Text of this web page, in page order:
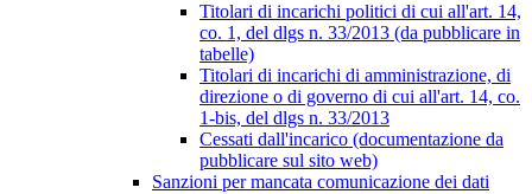
Titolari di incarichi politici di cui all'art. 14,
co. 1, del dlgs n. 33/2013 (da pubblicare in
tabelle)
Titolari di incarichi di amministrazione, di
direzione o di governo di cui all'art. 14, co.
1-bis, del dlgs n. 33/2013
Cessati dall'incarico (documentazione da
pubblicare sul sito web)
Sanzioni per mancata comunicazione dei dati